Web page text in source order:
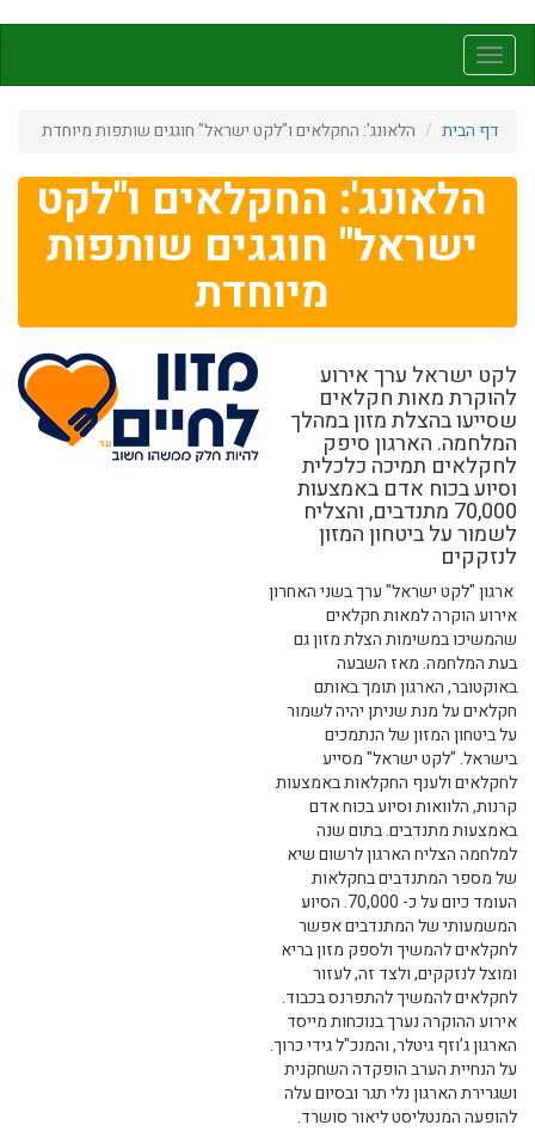
לתוכן
העיקריToggle
navigation
דף הבית
הלאונג': החקלאים ו"לקט ישראל" חוגגים שותפות מיוחדת
הלאונג': החקלאים ו"לקט
ישראל" חוגגים שותפות
מיוחדת
לקט ישראל ערך אירוע
להוקרת מאות חקלאים
שסייעו בהצלת מזון במהלך
המלחמה. הארגון סיפק
לחקלאים תמיכה כלכלית
וסיוע בכוח אדם באמצעות
70,000 מתנדבים, והצליח
לשמור על ביטחון המזון
לנזקקים
ארגון "לקט ישראל" ערך בשני האחרון
אירוע הוקרה למאות חקלאים
שהמשיכו במשימות הצלת מזון גם
בעת המלחמה. מאז השבעה
באוקטובר, הארגון תומך באותם
חקלאים על מנת שניתן יהיה לשמור
על ביטחון המזון של הנתמכים
בישראל. "לקט ישראל" מסייע
לחקלאים ולענף החקלאות באמצעות
קרנות, הלוואות וסיוע בכוח אדם
באמצעות מתנדבים. בתום שנה
למלחמה הצליח הארגון לרשום שיא
של מספר המתנדבים בחקלאות
העומד כיום על כ- 70,000. הסיוע
המשמעותי של המתנדבים אפשר
לחקלאים להמשיך ולספק מזון בריא
ומוצל לנזקקים, ולצד זה, לעזור
לחקלאים להמשיך להתפרנס בכבוד.
אירוע ההוקרה נערך בנוכחות מייסד
הארגון ג’וזף גיטלר, והמנכ"ל גידי כרוך.
על הנחיית הערב הופקדה השחקנית
ושגרירת הארגון נלי תגר ובסיום עלה
להופעה המנטליסט ליאור סושרד.